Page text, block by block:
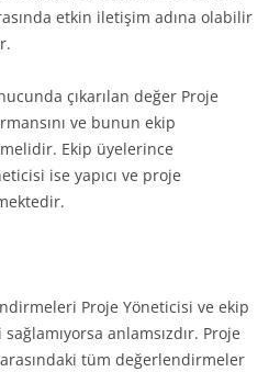
etkin iletişim adına olabilir
çıkarılan değer Proje
ve bunun ekip
Ekip üyelerince
ise yapıcı ve proje
Proje Yöneticisi ve ekip
anlamsızdır. Proje
tüm değerlendirmeler